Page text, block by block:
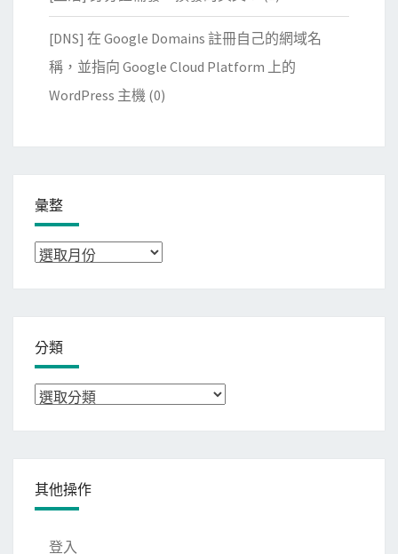
[DNS] 在 Google Domains 註冊自己的網域名
稱，並指向 Google Cloud Platform 上的
WordPress 主機 (0)
彙整
彙
分類
分
其他操作
登入